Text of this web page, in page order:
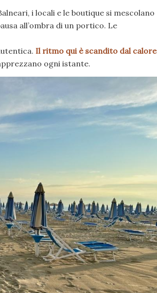
i locali e le boutique si mescolano
all’ombra di un portico. Le
Il ritmo qui è scandito dal calore
ogni istante.